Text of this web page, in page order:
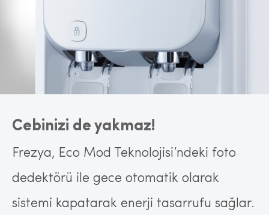
Cebinizi de yakmaz!
Frezya, Eco Mod Teknolojisi’ndeki foto
dedektörü ile gece otomatik olarak
sistemi kapatarak enerji tasarrufu sağlar.